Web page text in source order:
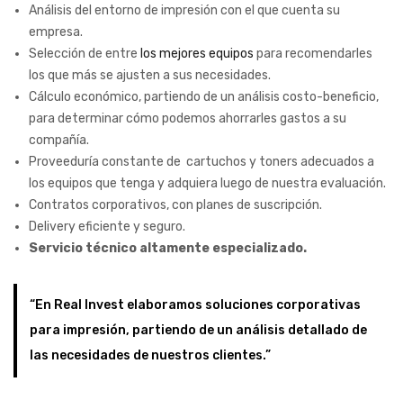
Análisis del entorno de impresión con el que cuenta su
empresa.
Selección de entre los mejores equipos para recomendarles
los que más se ajusten a sus necesidades.
Cálculo económico, partiendo de un análisis costo-beneficio,
para determinar cómo podemos ahorrarles gastos a su
compañía.
Proveeduría constante de cartuchos y toners adecuados a
los equipos que tenga y adquiera luego de nuestra evaluación.
Contratos corporativos, con planes de suscripción.
Delivery eficiente y seguro.
Servicio técnico altamente especializado.
“En Real Invest elaboramos soluciones corporativas
para impresión, partiendo de un análisis detallado de
las necesidades de nuestros clientes.”